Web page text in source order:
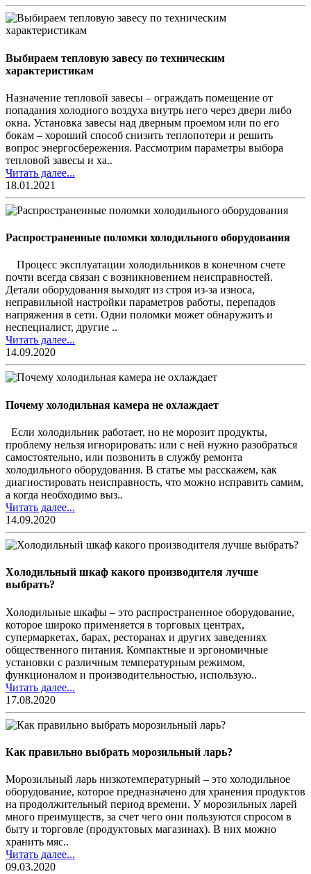
Выбираем тепловую завесу по техническим
характеристикам
Назначение тепловой завесы – ограждать помещение от
попадания холодного воздуха внутрь него через двери либо
окна. Установка завесы над дверным проемом или по его
бокам – хороший способ снизить теплопотери и решить
вопрос энергосбережения. Рассмотрим параметры выбора
тепловой завесы и ха..
Читать далее...
18.01.2021
Распространенные поломки холодильного оборудования
Процесс эксплуатации холодильников в конечном счете
почти всегда связан с возникновением неисправностей.
Детали оборудования выходят из строя из-за износа,
неправильной настройки параметров работы, перепадов
напряжения в сети. Одни поломки может обнаружить и
неспециалист, другие ..
Читать далее...
14.09.2020
Почему холодильная камера не охлаждает
Если холодильник работает, но не морозит продукты,
проблему нельзя игнорировать: или с ней нужно разобраться
самостоятельно, или позвонить в службу ремонта
холодильного оборудования. В статье мы расскажем, как
диагностировать неисправность, что можно исправить самим,
а когда необходимо выз..
Читать далее...
14.09.2020
Холодильный шкаф какого производителя лучше
выбрать?
Холодильные шкафы – это распространенное оборудование,
которое широко применяется в торговых центрах,
супермаркетах, барах, ресторанах и других заведениях
общественного питания. Компактные и эргономичные
установки с различным температурным режимом,
функционалом и производительностью, использую..
Читать далее...
17.08.2020
Как правильно выбрать морозильный ларь?
Морозильный ларь низкотемпературный – это холодильное
оборудование, которое предназначено для хранения продуктов
на продолжительный период времени. У морозильных ларей
много преимуществ, за счет чего они пользуются спросом в
быту и торговле (продуктовых магазинах). В них можно
хранить мяс..
Читать далее...
09.03.2020